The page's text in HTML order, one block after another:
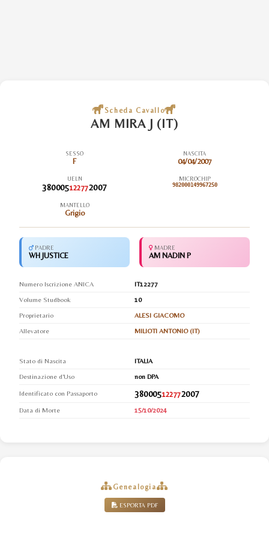
Scheda Cavallo
AM MIRA J (IT)
SESSO
F
NASCITA
04/04/2007
UELN
380005122772007
MICROCHIP
982000149967250
MANTELLO
Grigio
PADRE
WH JUSTICE
MADRE
AM NADIN P
Numero Iscrizione ANICA
IT12277
Volume Studbook
10
Proprietario
ALESI GIACOMO
Allevatore
MILIOTI ANTONIO (IT)
Stato di Nascita
ITALIA
Destinazione d'Uso
non DPA
Identificato con Passaporto 380005122772007
Data di Morte 15/10/2024
Genealogia
ESPORTA PDF